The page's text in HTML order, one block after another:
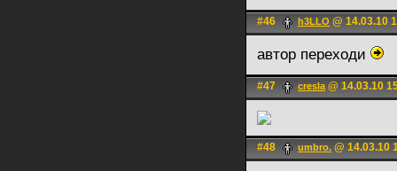
#46 h3LLO @ 14.03.10
автор переходи
#47 cresla@ 14.03.10
#48 umbro. @ 14.03.10